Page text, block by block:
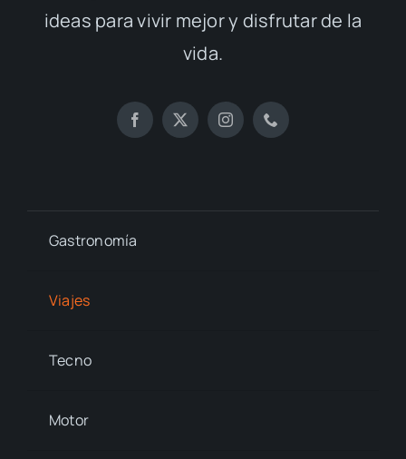
ideas para vivir mejor y disfrutar de la
vida.
Gastronomía
Viajes
Tecno
Motor